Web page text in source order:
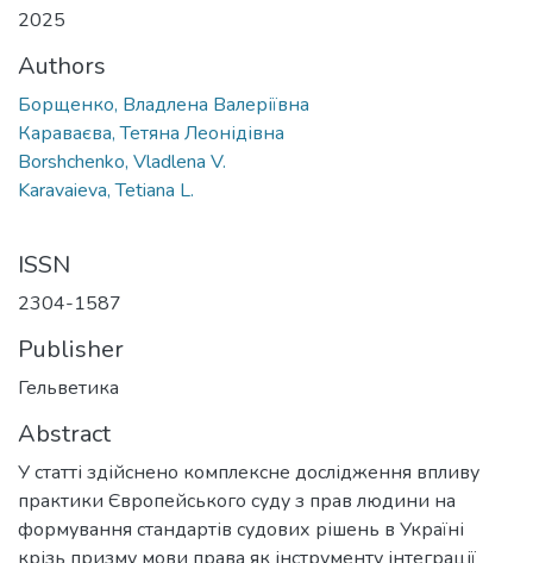
2025
Authors
Борщенко, Владлена Валеріївна
Караваєва, Тетяна Леонідівна
Borshchenko, Vladlena V.
Karavaieva, Tetiana L.
ISSN
2304-1587
Publisher
Гельветика
Abstract
У статті здійснено комплексне дослідження впливу
практики Європейського суду з прав людини на
формування стандартів судових рішень в Україні